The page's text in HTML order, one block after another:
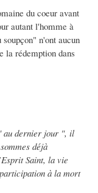
du coeur avant
autant l'homme à
n'ont aucun
la rédemption dans
au dernier jour ", il
déjà
Saint, la vie
à la mort